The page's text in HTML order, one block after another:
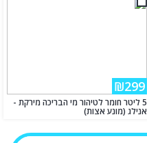
₪299
5 ליטר חומר לטיהור מי הבריכה מירקת -
אנילג (מונע אצות)